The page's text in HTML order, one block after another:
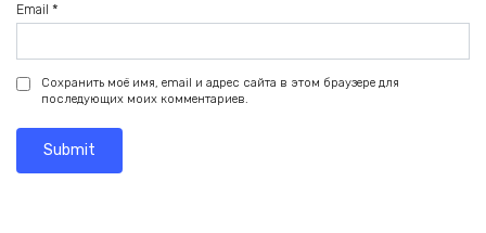
Email *
Сохранить моё имя, email и адрес сайта в этом браузере для
последующих моих комментариев.